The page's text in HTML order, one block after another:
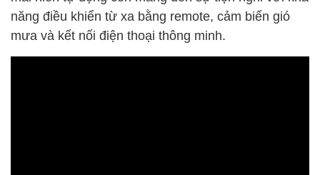
năng điều khiển từ xa bằng remote, cảm biến gió
mưa và kết nối điện thoại thông minh.